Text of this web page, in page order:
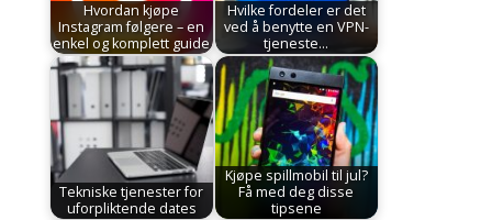
Hvordan kjøpe
Instagram følgere – en
enkel og komplett guide
Hvilke fordeler er det
ved å benytte en VPN-
tjeneste…
Tekniske tjenester for
uforpliktende dates
Kjøpe spillmobil til jul?
Få med deg disse
tipsene